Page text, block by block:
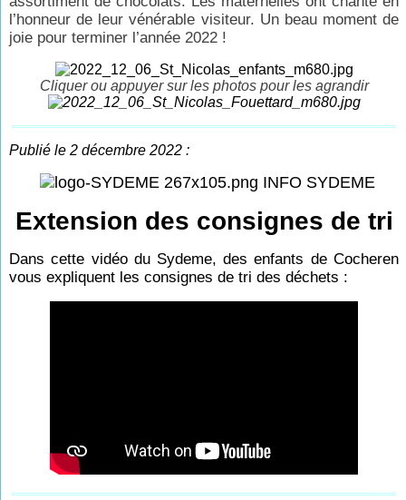
l’honneur de leur vénérable visiteur. Un beau moment de
joie pour terminer l’année 2022 !
Cliquer ou appuyer sur les photos pour les agrandir
Publié le 2 décembre 2022 :
INFO SYDEME
Extension des consignes de tri
Dans cette vidéo du Sydeme, des enfants de Cocheren
vous expliquent les consignes de tri des déchets :